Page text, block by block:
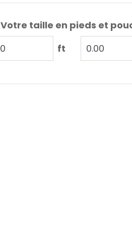
Votre taille en pieds et
ft